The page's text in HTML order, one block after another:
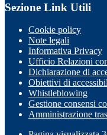
Sezione Link Utili
Cookie policy
Note legali
Informativa Privacy
Ufficio Relazioni
Dichiarazione di
Obiettivi di
Whistleblowing
Gestione consensi
Amministrazione